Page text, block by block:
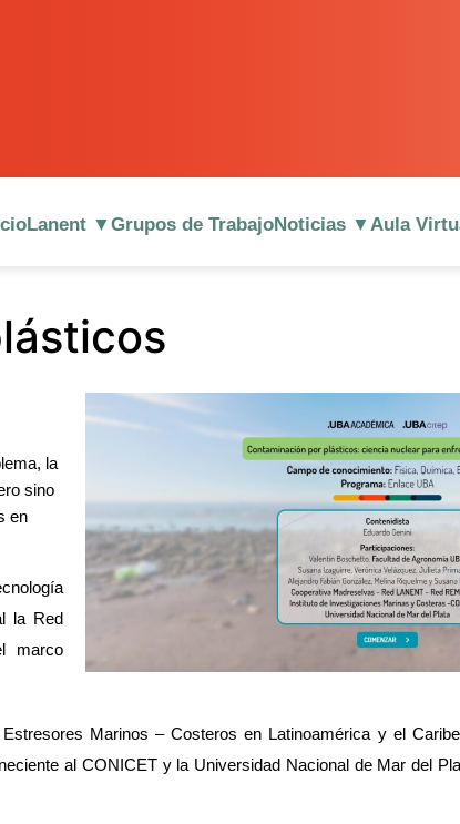
Lanent ▼Grupos de TrabajoNoticias ▼Aula
la
sino
en
marco
Marinos – Costeros en Latinoamérica y el
al CONICET y la Universidad Nacional de Mar del